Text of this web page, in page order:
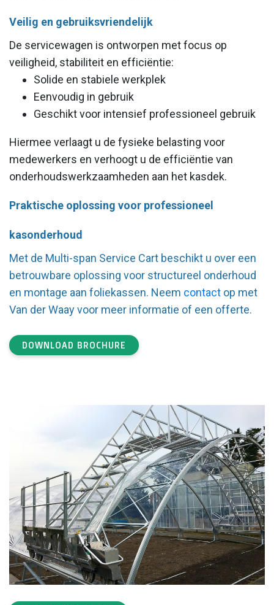
Veilig en gebruiksvriendelijk
De servicewagen is ontworpen met focus op
veiligheid, stabiliteit en efficiëntie:
Solide en stabiele werkplek
Eenvoudig in gebruik
Geschikt voor intensief professioneel gebruik
Hiermee verlaagt u de fysieke belasting voor
medewerkers en verhoogt u de efficiëntie van
onderhoudswerkzaamheden aan het kasdek.
Praktische oplossing voor professioneel
kasonderhoud
Met de Multi-span Service Cart beschikt u over een
betrouwbare oplossing voor structureel onderhoud
en montage aan foliekassen. Neem contact op met
Van der Waay voor meer informatie of een offerte.
DOWNLOAD BROCHURE